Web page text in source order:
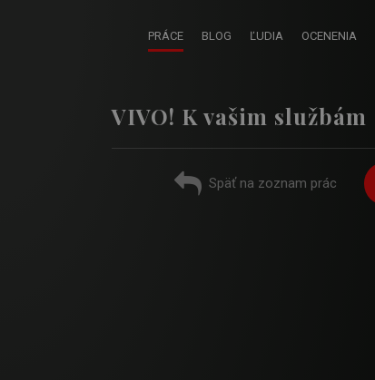
PRÁCE BLOG ĽUDIA OCENENIA
VIVO! K vašim službám
Späť na zoznam prác